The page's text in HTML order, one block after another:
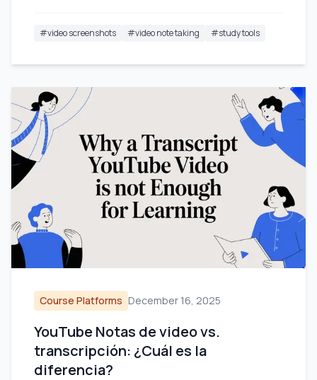
#video screenshots #video note taking #study tools
Course Platforms December 16, 2025
YouTube Notas de video vs.
transcripción: ¿Cuál es la
diferencia?